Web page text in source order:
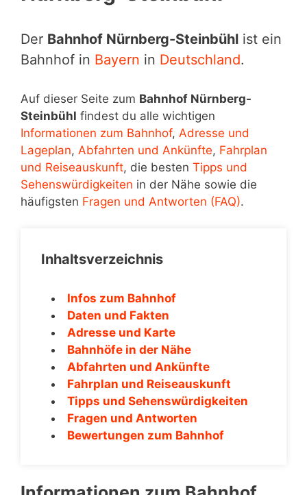
Der Bahnhof Nürnberg-Steinbühl ist ein
Bahnhof in Bayern in Deutschland.
Auf dieser Seite zum Bahnhof Nürnberg-
Steinbühl findest du alle wichtigen
Informationen zum Bahnhof, Adresse und
Lageplan, Abfahrten und Ankünfte, Fahrplan
und Reiseauskunft, die besten Tipps und
Sehenswürdigkeiten in der Nähe sowie die
häufigsten Fragen und Antworten (FAQ).
Inhaltsverzeichnis
Infos zum Bahnhof
Daten und Fakten
Adresse und Karte
Bahnhöfe in der Nähe
Abfahrten und Ankünfte
Fahrplan und Reiseauskunft
Tipps und Sehenswürdigkeiten
Fragen und Antworten
Bewertungen zum Bahnhof